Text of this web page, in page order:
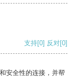
支持[0] 反对[0]
安全性的连接，并帮